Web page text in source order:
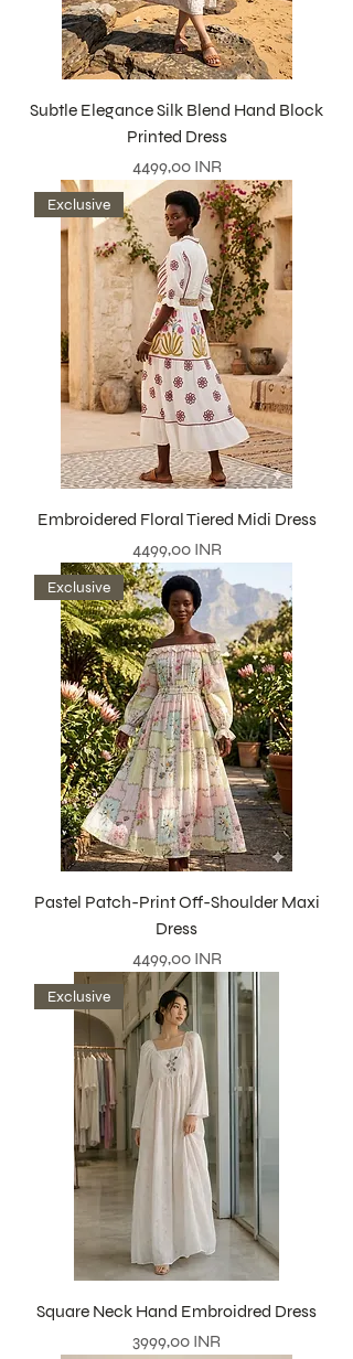
Subtle Elegance Silk Blend Hand Block
Printed Dress
Precio
4499,00 INR
Exclusive
Embroidered Floral Tiered Midi Dress
Precio
4499,00 INR
Exclusive
Pastel Patch-Print Off-Shoulder Maxi
Dress
Precio
4499,00 INR
Exclusive
Square Neck Hand Embroidred Dress
Precio
3999,00 INR